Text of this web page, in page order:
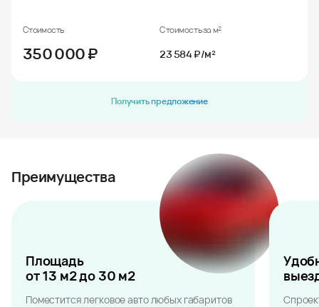
Стоимость
350 000₽
Стоимость за м²
23 584 ₽/м²
Получить предложение
Преимущества
Площадь
от 13 м2 до 30 м2
Поместится легковое авто любых габаритов